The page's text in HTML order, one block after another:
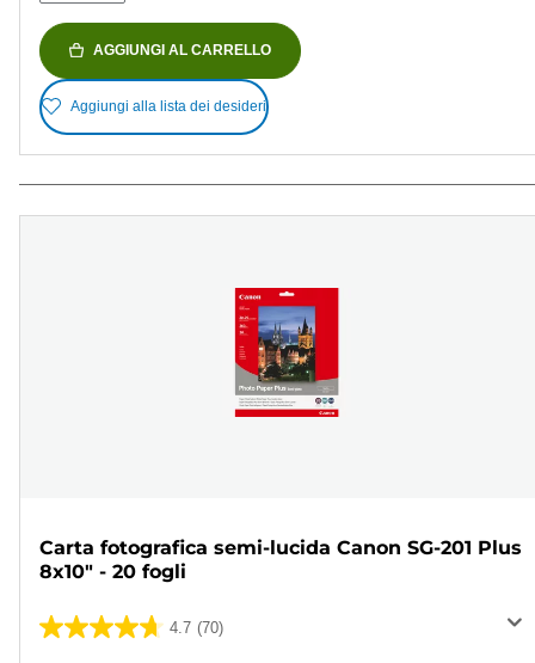
AGGIUNGI AL CARRELLO
Aggiungi alla lista dei desideri
Carta fotografica semi-lucida Canon SG-201 Plus
8x10" - 20 fogli
4.7 (70)
4.7